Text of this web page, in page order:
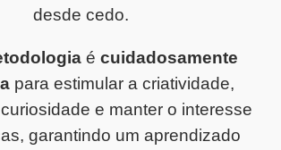
desde cedo.
é cuidadosamente
para estimular a criatividade,
e manter o interesse
garantindo um aprendizado